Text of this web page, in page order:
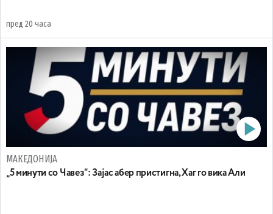
пред 20 часа
МАКЕДОНИЈА
„5 минути со Чавез“: Зајас абер пристигна, Хаг го вика Али